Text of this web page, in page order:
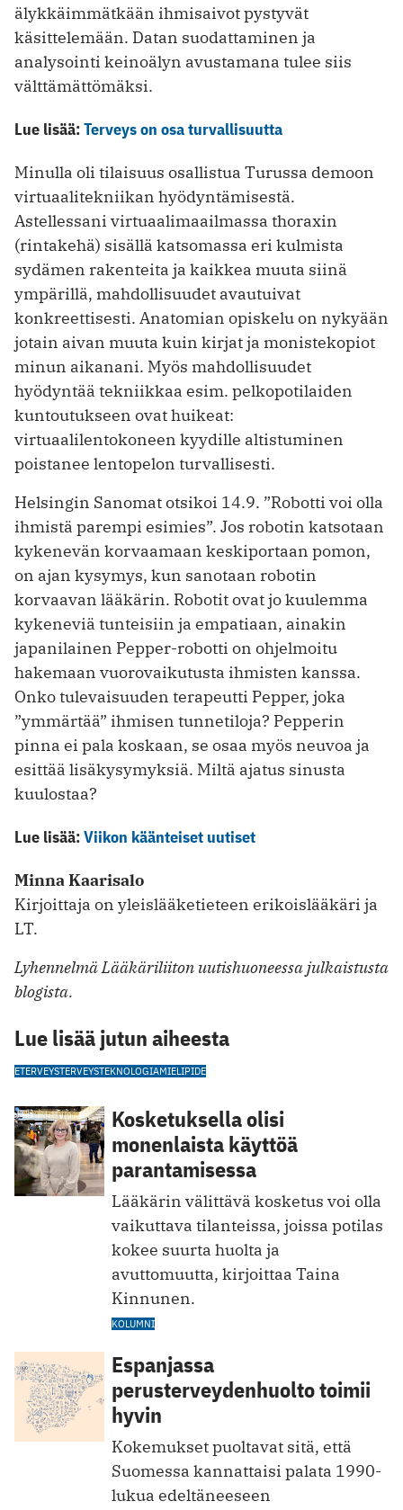
älykkäimmätkään ihmisaivot pystyvät
käsittelemään. Datan suodattaminen ja
analysointi keinoälyn avustamana tulee siis
välttämättömäksi.
Lue lisää:Terveys on osa turvallisuutta
Minulla oli tilaisuus osallistua Turussa demoon
virtuaalitekniikan hyödyntämisestä.
Astellessani virtuaalimaailmassa thoraxin
(rintakehä) sisällä katsomassa eri kulmista
sydämen rakenteita ja kaikkea muuta siinä
ympärillä, mahdollisuudet avautuivat
konkreettisesti. Anatomian opiskelu on nykyään
jotain aivan muuta kuin kirjat ja monistekopiot
minun aikanani. Myös mahdollisuudet
hyödyntää tekniikkaa esim. pelkopotilaiden
kuntoutukseen ovat huikeat:
virtuaalilentokoneen kyydille altistuminen
poistanee lentopelon turvallisesti.
Helsingin Sanomat otsikoi 14.9. ”Robotti voi olla
ihmistä parempi esimies”. Jos robotin katsotaan
kykenevän korvaamaan keskiportaan pomon,
on ajan kysymys, kun sanotaan robotin
korvaavan lääkärin. Robotit ovat jo kuulemma
kykeneviä tunteisiin ja empatiaan, ainakin
japanilainen Pepper-robotti on ohjelmoitu
hakemaan vuorovaikutusta ihmisten kanssa.
Onko tulevaisuuden terapeutti Pepper, joka
”ymmärtää” ihmisen tunnetiloja? Pepperin
pinna ei pala koskaan, se osaa myös neuvoa ja
esittää lisäkysymyksiä. Miltä ajatus sinusta
kuulostaa?
Lue lisää:Viikon käänteiset uutiset
Minna Kaarisalo
Kirjoittaja on yleislääketieteen erikoislääkäri ja
LT.
Lyhennelmä Lääkäriliiton uutishuoneessa julkaistusta
blogista.
Lue lisää jutun aiheesta
ETERVEYSTERVEYSTEKNOLOGIAMIELIPIDE
Kosketuksella olisi
monenlaista käyttöä
parantamisessa
Lääkärin välittävä kosketus voi olla
vaikuttava tilanteissa, joissa potilas
kokee suurta huolta ja
avuttomuutta, kirjoittaa Taina
Kinnunen.
KOLUMNI
Espanjassa
perusterveydenhuolto toimii
hyvin
Kokemukset puoltavat sitä, että
Suomessa kannattaisi palata 1990-
lukua edeltäneeseen